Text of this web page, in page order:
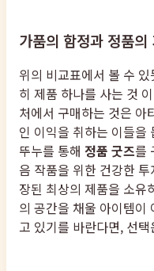
가품의 함정과 정품
위의 비교표에서 볼 수
히 제품 하나를 사는 것
처에서 구매하는 것은 아
인 이익을 취하는 이들을
뚜누를 통해 정품 굿즈를
음 작품을 위한 건강한
장된 최상의 제품을 소유
의 공간을 채울 아이템이
고 있기를 바란다면, 선